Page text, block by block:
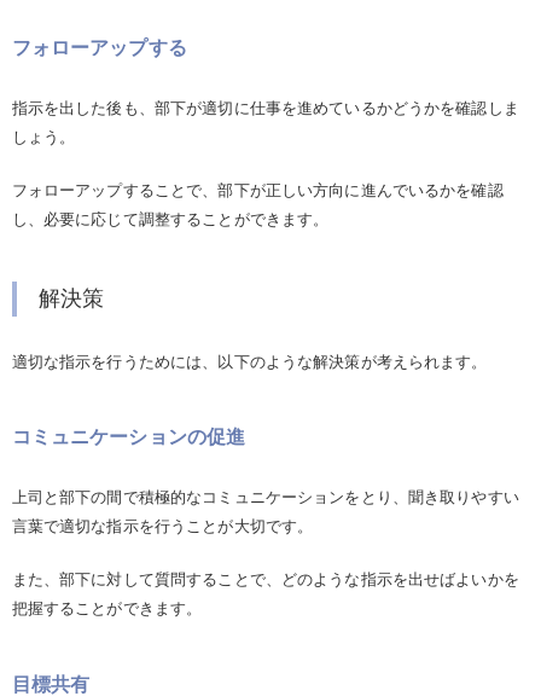
フォローアップする
指示を出した後も、部下が適切に仕事を進めているかどうかを確認しま
しょう。
フォローアップすることで、部下が正しい方向に進んでいるかを確認
し、必要に応じて調整することができます。
解決策
適切な指示を行うためには、以下のような解決策が考えられます。
コミュニケーションの促進
上司と部下の間で積極的なコミュニケーションをとり、聞き取りやすい
言葉で適切な指示を行うことが大切です。
また、部下に対して質問することで、どのような指示を出せばよいかを
把握することができます。
目標共有